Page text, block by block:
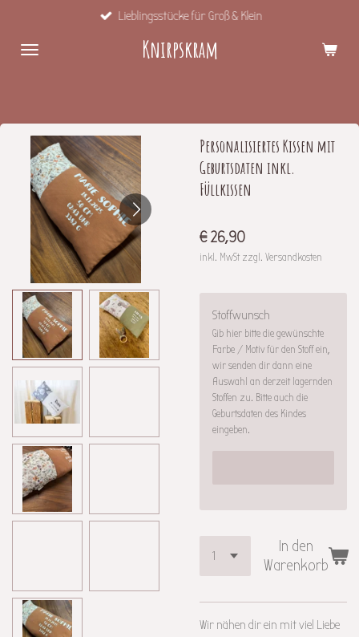
springen
Knirpskram
Lieblingsstücke für Groß & Klein
Personalisiertes Kissen mit
Geburtsdaten inkl.
Füllkissen
€ 26,90
inkl. MwSt zzgl. Versandkosten
Stoffwunsch
Gib hier bitte die gewünschte
Farbe / Motiv für den Stoff ein,
wir senden dir dann eine
Auswahl an derzeit lagernden
Stoffen zu. Bitte auch die
Geburtsdaten des Kindes
eingeben.
In den
Warenkorb
Wir nähen dir ein mit viel Liebe